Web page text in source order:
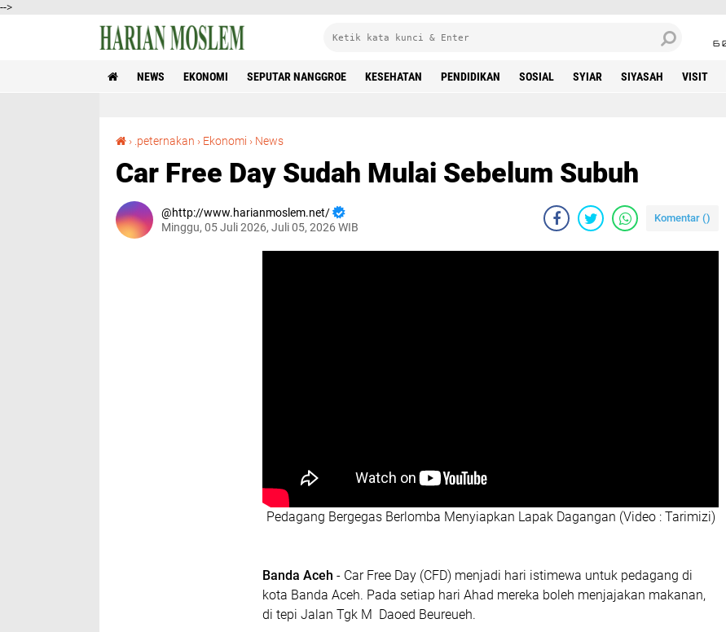
-->
6
NEWS EKONOMI SEPUTAR NANGGROE KESEHATAN PENDIDIKAN SOSIAL SYIAR SIYASAH VISIT
› .peternakan › Ekonomi › News
Car Free Day Sudah Mulai Sebelum Subuh
http://www.harianmoslem.net/
Minggu, 05 Juli 2026, Juli 05, 2026 WIB
Komentar ()
Pedagang Bergegas Berlomba Menyiapkan Lapak Dagangan (Video : Tarimizi)
Banda Aceh - Car Free Day (CFD) menjadi hari istimewa untuk pedagang di
kota Banda Aceh. Pada setiap hari Ahad mereka boleh menjajakan makanan,
di tepi Jalan Tgk M Daoed Beureueh.